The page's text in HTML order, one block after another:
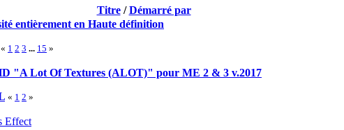
Titre/Démarré par
entièrement en Haute définition
« 1 2 3 ... 15 »
"A Lot Of Textures (ALOT)" pour ME 2 & 3 v.2017
« 1 2 »
Effect